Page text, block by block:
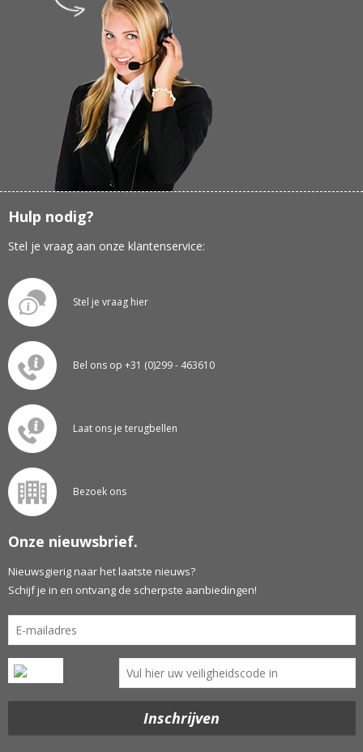
Hulp nodig?
Stel je vraag aan onze klantenservice:
Stel je vraag hier
Bel ons op +31 (0)299 - 463610
Laat ons je terugbellen
Bezoek ons
Onze nieuwsbrief.
Nieuwsgierig naar het laatste nieuws?
Schijf je in en ontvang de scherpste aanbiedingen!